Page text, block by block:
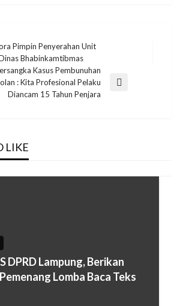
Pimpin Penyerahan Unit
Bhabinkamtibmas
Kasus Pembunuhan
: Kita Profesional Pelaku
Diancam 15 Tahun Penjara
LIKE
DPRD Lampung, Berikan
Lomba Baca Teks